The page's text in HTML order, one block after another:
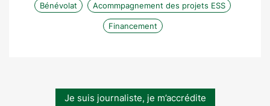
Bénévolat Acommpagnement des projets ESS
Financement
Je suis journaliste, je m’accrédite